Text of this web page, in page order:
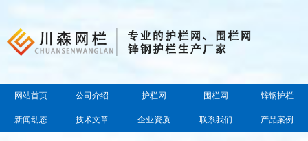
网站首页 公司介绍 护栏网 围栏网 锌钢护栏
新闻动态 技术文章 企业资质 联系我们 产品案例